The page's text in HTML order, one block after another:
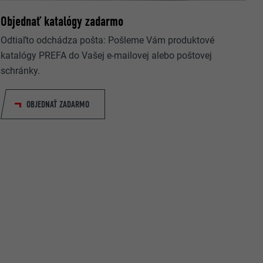
Objednať katalógy zadarmo
Odtiaľto odchádza pošta: Pošleme Vám produktové
katalógy PREFA do Vašej e-mailovej alebo poštovej
schránky.
OBJEDNAŤ ZADARMO
webovú